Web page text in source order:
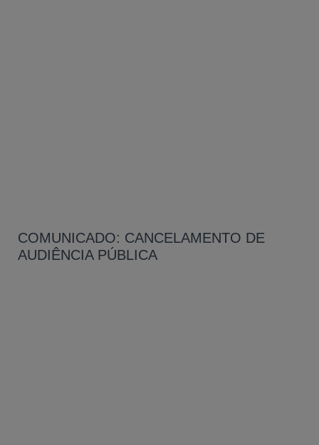
COMUNICADO: CANCELAMENTO DE
AUDIÊNCIA PÚBLICA